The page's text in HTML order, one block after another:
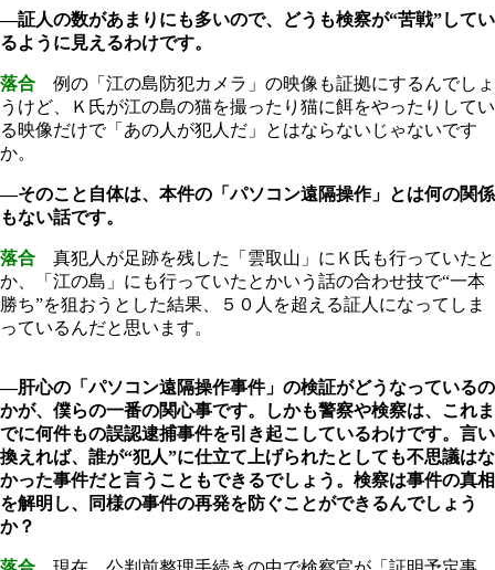
―証人の数があまりにも多いので、どうも検察が“苦戦”してい
るように見えるわけです。
落合 例の「江の島防犯カメラ」の映像も証拠にするんでしょ
うけど、Ｋ氏が江の島の猫を撮ったり猫に餌をやったりしてい
る映像だけで「あの人が犯人だ」とはならないじゃないです
か。
―そのこと自体は、本件の「パソコン遠隔操作」とは何の関係
もない話です。
落合 真犯人が足跡を残した「雲取山」にＫ氏も行っていたと
か、「江の島」にも行っていたとかいう話の合わせ技で“一本
勝ち”を狙おうとした結果、５０人を超える証人になってしま
っているんだと思います。
―肝心の「パソコン遠隔操作事件」の検証がどうなっているの
かが、僕らの一番の関心事です。しかも警察や検察は、これま
でに何件もの誤認逮捕事件を引き起こしているわけです。言い
換えれば、誰が“犯人”に仕立て上げられたとしても不思議はな
かった事件だと言うこともできるでしょう。検察は事件の真相
を解明し、同様の事件の再発を防ぐことができるんでしょう
か？